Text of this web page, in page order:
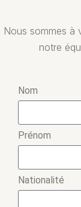
Nous sommes à
notre
Nom
Prénom
Nationalité